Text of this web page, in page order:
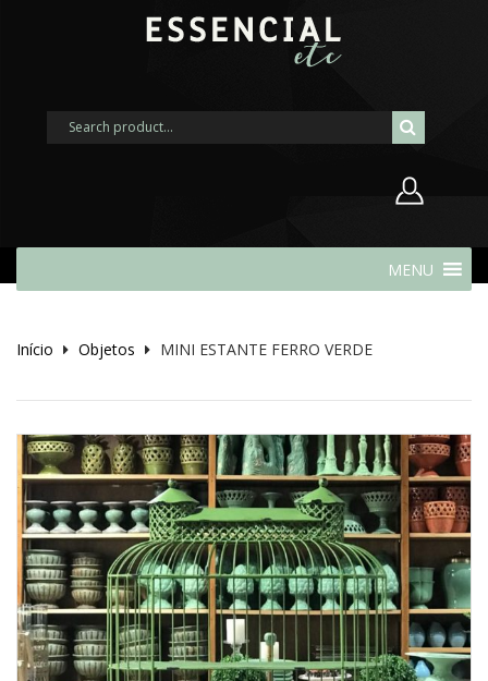
Lembrar-me
Lost Password
Cadastrar Conta
MENU
Início Objetos MINI ESTANTE FERRO VERDE